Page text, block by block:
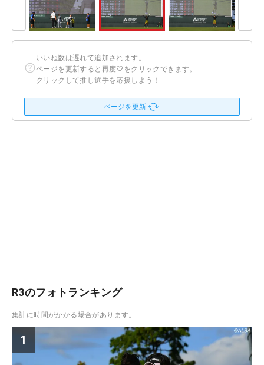
いいね数は遅れて追加されます。
ページを更新すると再度♡をクリックできます。
クリックして推し選手を応援しよう！
ページを更新
R3のフォトランキング
集計に時間がかかる場合があります。
1